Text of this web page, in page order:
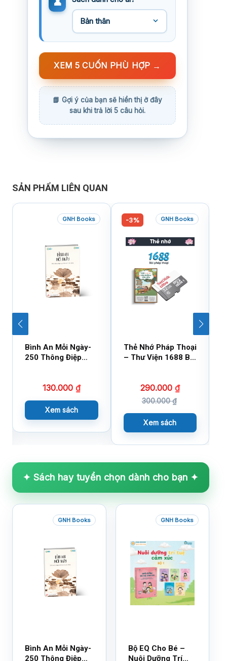
XEM 5 CUỐN PHÙ HỢP →
SẢN PHẨM LIÊN QUAN
GNH Books
Bình An Mỗi Ngày-
250 Thông Điệp
130.000 ₫
Xem sách
-3% GNH Books
Thẻ Nhớ Pháp Thoại
– Thư Viện 1688 Bài
290.000 ₫
300.000₫
Xem sách
✦ Sách hay tuyển chọn dành cho bạn ✦
GNH Books
Bình An Mỗi Ngày-
250 Thông Điệp
GNH Books
Bộ EQ Cho Bé –
Nuôi Dưỡng Trí